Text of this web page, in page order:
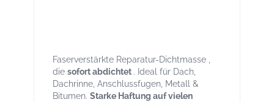
Faserverstärkte Reparatur-Dichtmasse ,
die sofort abdichtet . Ideal für Dach,
Dachrinne, Anschlussfugen, Metall &
Bitumen. Starke Haftung auf vielen